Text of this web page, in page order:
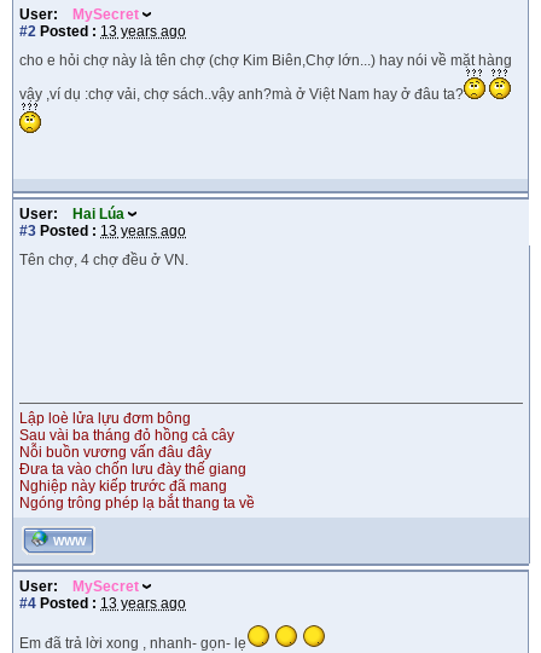
User:
MySecret
#2 Posted : 13 years ago
cho e hỏi chợ này là tên chợ (chợ Kim Biên,Chợ lớn...) hay nói về mặt hàng
vậy ,ví dụ :chợ vải, chợ sách..vậy anh?mà ở Việt Nam hay ở đâu ta?
User:
Hai Lúa
#3 Posted : 13 years ago
Tên chợ, 4 chợ đều ở VN.
Lập loè lửa lựu đơm bông
Sau vài ba tháng đỏ hồng cả cây
Nỗi buồn vương vấn đâu đây
Đưa ta vào chốn lưu đày thế giang
Nghiệp này kiếp trước đã mang
Ngóng trông phép lạ bắt thang ta về
WWW
User:
MySecret
#4 Posted : 13 years ago
Em đã trả lời xong , nhanh- gọn- lẹ